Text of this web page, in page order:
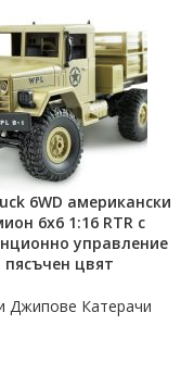
6WD американски
6х6 1:16 RTR с
управление
пясъчен цвят
Джипове Катерачи